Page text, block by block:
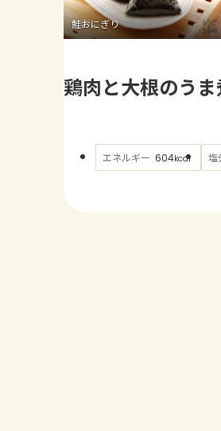
鮭おにぎり
鶏肉と大根のう
エネルギー 604kcal 塩